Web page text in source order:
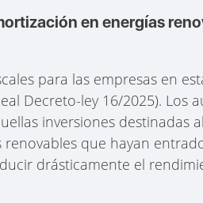
en energías
para las empresas en
Decreto-ley 16/2025). Los
inversiones destinadas
que hayan
drásticamente el